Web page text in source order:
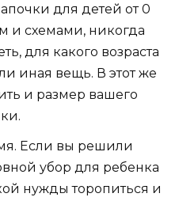
для детей от 0
и схемами, никогда
для какого возраста
иная вещь. В этот же
и размер вашего
Если вы решили
убор для ребенка
нужды торопиться и